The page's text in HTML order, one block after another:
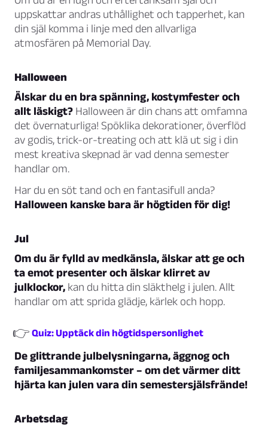
uppskattar andras uthållighet och tapperhet, kan
din själ komma i linje med den allvarliga
atmosfären på Memorial Day.
Halloween
Älskar du en bra spänning, kostymfester och
allt läskigt? Halloween är din chans att omfamna
det övernaturliga! Spöklika dekorationer, överflöd
av godis, trick-or-treating och att klä ut sig i din
mest kreativa skepnad är vad denna semester
handlar om.
Har du en söt tand och en fantasifull anda?
Halloween kanske bara är högtiden för dig!
Jul
Om du är fylld av medkänsla, älskar att ge och
ta emot presenter och älskar klirret av
julklockor, kan du hitta din släkthelg i julen. Allt
handlar om att sprida glädje, kärlek och hopp.
👉 Quiz: Upptäck din högtidspersonlighet
De glittrande julbelysningarna, äggnog och
familjesammankomster – om det värmer ditt
hjärta kan julen vara din semestersjälsfrände!
Arbetsdag